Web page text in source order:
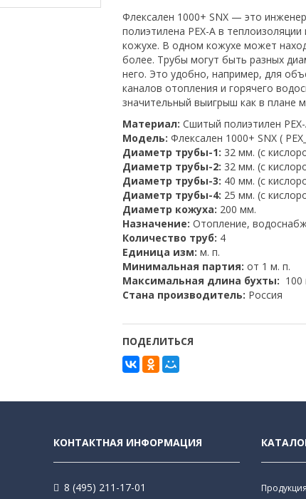
Флексален 1000+ SNX — это
полиэтилена PEX-A в
кожухе. В одном кожухе может
более. Трубы могут быть разных
него. Это удобно, например, для
каналов отопления и горячего
значительный выигрыш как в плане
Материал: Сшитый полиэтилен
Модель: Флексален 1000+ SNX (
Диаметр трубы-1: 32 мм. (с
Диаметр трубы-2: 32 мм. (с
Диаметр трубы-3: 40 мм. (с
Диаметр трубы-4: 25 мм. (с
Диаметр кожуха: 200 мм.
Назначение: Отопление,
Количество труб: 4
Единица изм: м. п.
Минимальная партия: от 1 м. п.
Максимальная длина бухты: 100
Стана производитель: Россия
ПОДЕЛИТЬСЯ
КОНТАКТНАЯ ИНФОРМАЦИЯ
8 (495) 211-17-01